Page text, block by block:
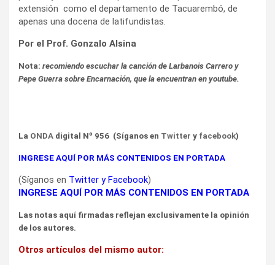
extensión como el departamento de Tacuarembó, de
apenas una docena de latifundistas.
Por el Prof. Gonzalo Alsina
Nota: recomiendo escuchar la canción de Larbanois Carrero y
Pepe Guerra sobre Encarnación, que la encuentran en youtube.
La ONDA digital Nº 956 (Síganos en Twitter y facebook)
INGRESE AQUÍ POR MÁS CONTENIDOS EN PORTADA
(Síganos en Twitter yFacebook)
INGRESE AQUÍ POR MÁS CONTENIDOS EN PORTADA
Las notas aquí firmadas reflejan exclusivamente la opinión
de los autores.
Otros artículos del mismo autor: